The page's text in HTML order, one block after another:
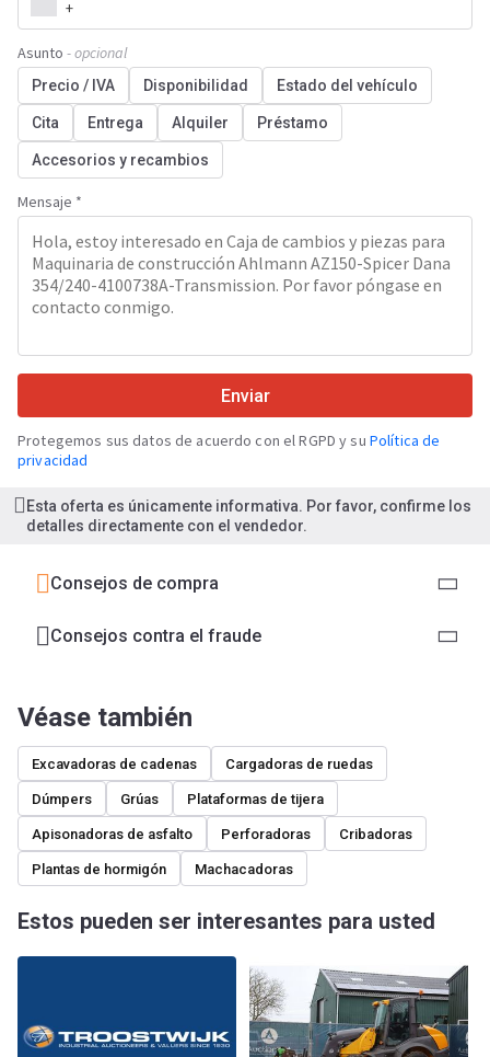
+
Asunto - opcional
Precio / IVA Disponibilidad Estado del vehículo
Cita Entrega Alquiler Préstamo
Accesorios y recambios
Mensaje *
Enviar
Protegemos sus datos de acuerdo con el RGPD y su Política de
privacidad
Esta oferta es únicamente informativa. Por favor, confirme los
detalles directamente con el vendedor.
Consejos de compra
Consejos contra el fraude
Véase también
Excavadoras de cadenas Cargadoras de ruedas
Dúmpers Grúas Plataformas de tijera
Apisonadoras de asfalto Perforadoras Cribadoras
Plantas de hormigón Machacadoras
Estos pueden ser interesantes para usted